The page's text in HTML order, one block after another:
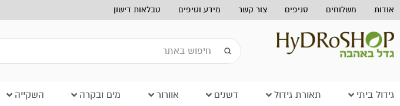
אודות משלוחים סניפים צור קשר מידע וטיפים טבלאות דישון
גידול ביתי תאורת גידול דשנים אוורור מים ובקרה השקייה